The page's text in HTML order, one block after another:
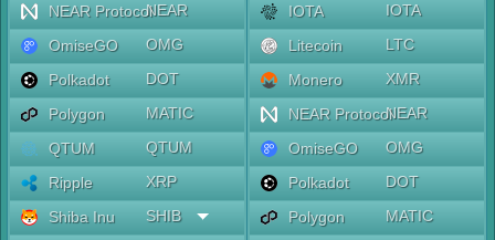
NEAR ProtocolNEAR
OmiseGO
OMG
Polkadot
DOT
Polygon
MATIC
QTUM
QTUM
Ripple
XRP
Shiba Inu
SHIB
IOTA
IOTA
Litecoin
LTC
Monero
XMR
NEAR ProtocolNEAR
OmiseGO
OMG
Polkadot
DOT
Polygon
MATIC